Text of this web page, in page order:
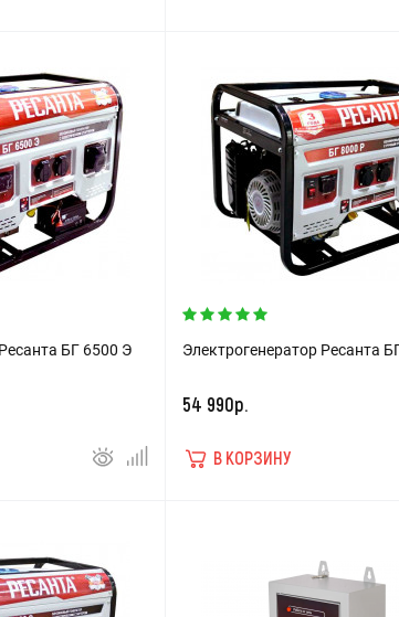
БГ 6500 Э Электрогенератор Ресанта
54 990р.
В КОРЗИНУ